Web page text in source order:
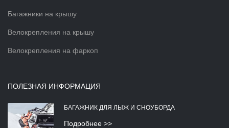
Багажники на крышу
Велокрепления на крышу
Велокрепления на фаркоп
ПОЛЕЗНАЯ ИНФОРМАЦИЯ
БАГАЖНИК ДЛЯ ЛЫЖ И СНОУБОРДА
Подробнее >>